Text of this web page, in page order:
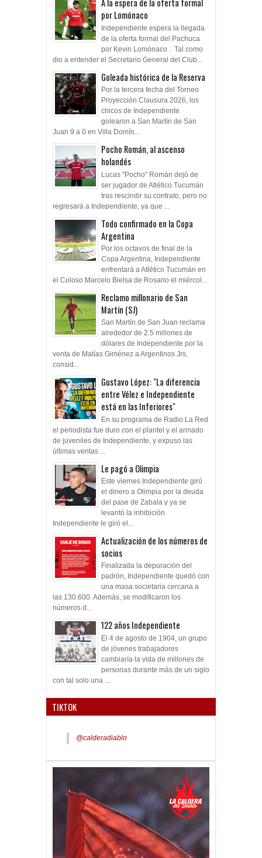
A la espera de la oferta formal
por Lomónaco
Independiente espera la llegada
de la oferta formal del Pachuca
por Kevin Lomónaco . Tal como
dio a entender el Secretario General del Club...
Goleada histórica de la Reserva
Por la tercera fecha del Torneo
Proyección Clausura 2026, los
chicos de Independiente
golearon a San Martín de San
Juan 9 a 0 en Villa Domín...
Pocho Román, al ascenso
holandés
Lucas "Pocho" Román dejó de
ser jugador de Atlético Tucumán
tras rescindir su contrato, pero no
regresará a Independiente, ya que ...
Todo confirmado en la Copa
Argentina
Por los octavos de final de la
Copa Argentina, Independiente
enfrentará a Atlético Tucumán en
el Coloso Marcelo Bielsa de Rosario el miércol...
Reclamo millonario de San
Martín (SJ)
San Martín de San Juan reclama
alrededor de 2.5 millones de
dólares de Independiente por la
venta de Matías Giménez a Argentinos Jrs,
consid...
Gustavo López: "La diferencia
entre Vélez e Independiente
está en las Inferiores"
En su programa de Radio La Red
el periodista fue duro con el plantel y el armado
de juveniles de Independiente, y expuso las
últimas ventas ...
Le pagó a Olimpia
Este viernes Independiente giró
el dinero a Olimpia por la deuda
del pase de Zabala y ya se
levantó la inhibición.
Independiente le giró el...
Actualización de los números de
socios
Finalizada la depuración del
padrón, Independiente quedó con
una masa societaria cercana a
las 130.600. Además, se modificaron los
números d...
122 años Independiente
El 4 de agosto de 1904, un grupo
de jóvenes trabajadores
cambiaría la vida de millones de
personas durante más de un siglo
con tal solo una ...
TIKTOK
@calderadiablo